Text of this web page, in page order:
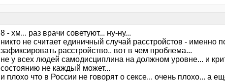
8 - хм... раз врачи советуют... ну-ну...
никто не считает единичный случай расстройстов - именно
зафиксировать расстройство.. вот в чем проблема...
не у всех людей самодисциплина на должном уровне... и
состоянию не каждый может...
и плохо что в России не говорят о сексе... очень плохо... а